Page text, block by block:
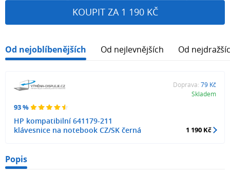
KOUPIT ZA 1 190 KČ
Od nejoblíbenějších Od nejlevnějších Od
93 %
HP kompatibilní 641179-211
klávesnice na notebook CZ/SK černá
Doprava: 79 Kč
Skladem
1 190 Kč
Popis